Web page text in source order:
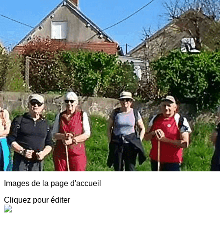
Exporter les lignes sélectionnées
Exporter toutes les colonnes
Exporter uniquement les colonnes affichées
Menu
<
>
AVF Luzy Morvan
Adhésion
Animations
Détentes, Visites et Conférences
Partenaires, Spectacles, Infos diverses
Notre agenda
Adresses sympa
Actualité
?>
Images de la page d'accueil
Cliquez pour éditer